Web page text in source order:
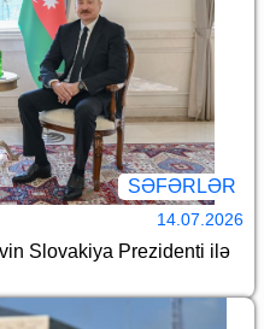
SƏFƏRLƏR
14.07.2026
Slovakiya Prezidenti ilə